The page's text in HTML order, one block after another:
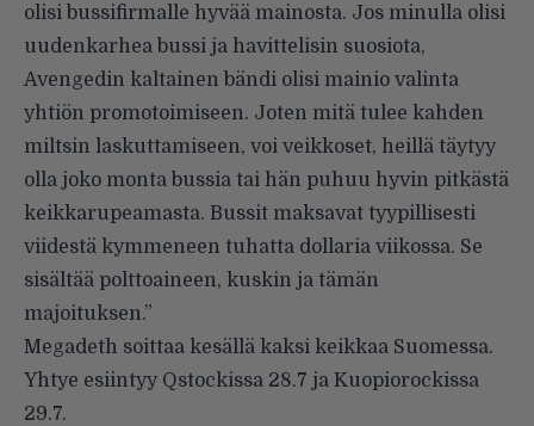
olisi bussifirmalle hyvää mainosta. Jos minulla olisi
uudenkarhea bussi ja havittelisin suosiota,
Avengedin kaltainen bändi olisi mainio valinta
yhtiön promotoimiseen. Joten mitä tulee kahden
miltsin laskuttamiseen, voi veikkoset, heillä täytyy
olla joko monta bussia tai hän puhuu hyvin pitkästä
keikkarupeamasta. Bussit maksavat tyypillisesti
viidestä kymmeneen tuhatta dollaria viikossa. Se
sisältää polttoaineen, kuskin ja tämän
majoituksen.”
Megadeth soittaa kesällä kaksi keikkaa Suomessa.
Yhtye esiintyy Qstockissa 28.7 ja Kuopiorockissa
29.7.